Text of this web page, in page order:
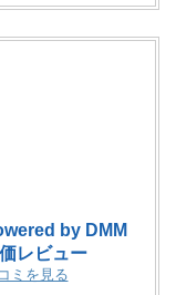
by DMM
レビュー
ミを見る